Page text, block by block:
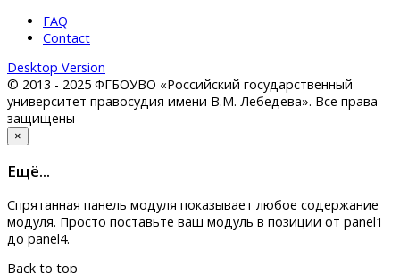
FAQ
Contact
Desktop Version
© 2013 - 2025 ФГБОУВО «Российский государственный
университет правосудия имени В.М. Лебедева». Все права
защищены
×
Eщё...
Спрятанная панель модуля показывает любое содержание
модуля. Просто поставьте ваш модуль в позиции от panel1
до panel4.
Back to top